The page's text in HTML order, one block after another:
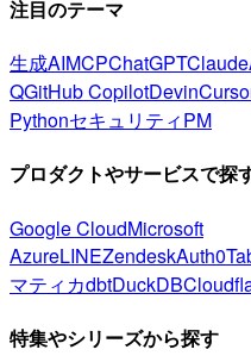
注目のテーマ
生成AIMCPChatGPTClaude
QGitHub CopilotDevin
PythonセキュリティPM
プロダクトやサービスで探
Google CloudMicrosoft
AzureLINEZendeskAuth0
マティカdbtDuckDB
特集やシリーズから探す